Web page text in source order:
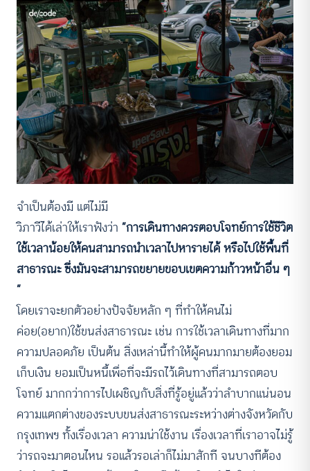
จำเป็นต้องมี แต่ไม่มี
วิภาวีได้เล่าให้เราฟังว่า “การเดินทางควรตอบโจทย์การใช้ชีวิต
ใช้เวลาน้อยให้คนสามารถนำเวลาไปหารายได้ หรือไปใช้พื้นที่
สาธารณะ ซึ่งมันจะสามารถขยายขอบเขตความก้าวหน้าอื่น ๆ
”
โดยเราจะยกตัวอย่างปัจจัยหลัก ๆ ที่ทำให้คนไม่
ค่อย(อยาก)ใช้ขนส่งสาธารณะ เช่น การใช้เวลาเดินทางที่มาก
ความปลอดภัย เป็นต้น สิ่งเหล่านี้ทำให้ผู้คนมากมายต้องยอม
เก็บเงิน ยอมเป็นหนี้เพื่อที่จะมีรถไว้เดินทางที่สามารถตอบ
โจทย์ มากกว่าการไปเผชิญกับสิ่งที่รู้อยู่แล้วว่าลำบากแน่นอน
ความแตกต่างของระบบขนส่งสาธารณะระหว่างต่างจังหวัดกับ
กรุงเทพฯ ทั้งเรื่องเวลา ความน่าใช้งาน เรื่องเวลาที่เราอาจไม่รู้
ว่ารถจะมาตอนไหน รอแล้วรอเล่าก็ไม่มาสักที จนบางทีต้อง